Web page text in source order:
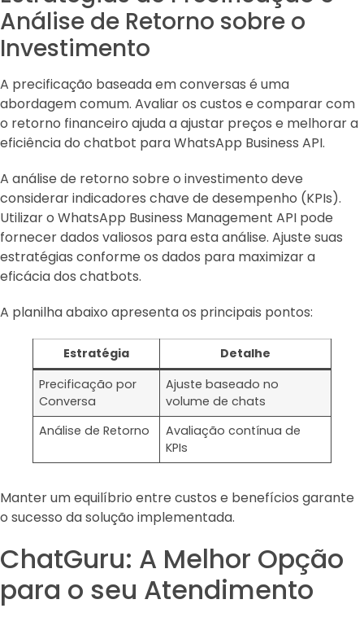
Análise de Retorno sobre o
Investimento
A precificação baseada em conversas é uma
abordagem comum. Avaliar os custos e comparar com
o retorno financeiro ajuda a ajustar preços e melhorar a
eficiência do chatbot para WhatsApp Business API.
A análise de retorno sobre o investimento deve
considerar indicadores chave de desempenho (KPIs).
Utilizar o WhatsApp Business Management API pode
fornecer dados valiosos para esta análise. Ajuste suas
estratégias conforme os dados para maximizar a
eficácia dos chatbots.
A planilha abaixo apresenta os principais pontos:
Estratégia
Detalhe
Precificação por
Conversa
Ajuste baseado no
volume de chats
Análise de Retorno
Avaliação contínua de
KPIs
Manter um equilíbrio entre custos e benefícios garante
o sucesso da solução implementada.
ChatGuru: A Melhor Opção
para o seu Atendimento